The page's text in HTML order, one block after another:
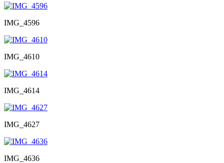
IMG_4596
IMG_4610
IMG_4614
IMG_4627
IMG_4636